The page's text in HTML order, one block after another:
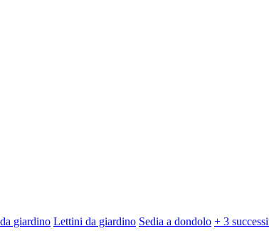
giardino Lettini da giardino Sedia a dondolo + 3